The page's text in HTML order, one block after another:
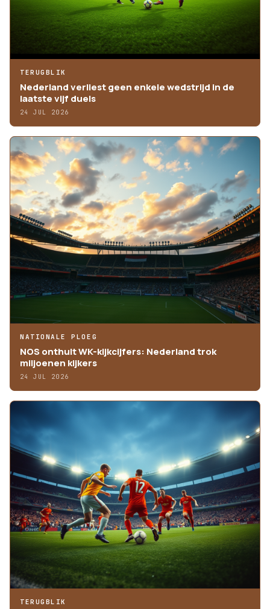
TERUGBLIK
Nederland verliest geen enkele wedstrijd in de
laatste vijf duels
24 JUL 2026
NATIONALE PLOEG
NOS onthult WK-kijkcijfers: Nederland trok
miljoenen kijkers
24 JUL 2026
TERUGBLIK